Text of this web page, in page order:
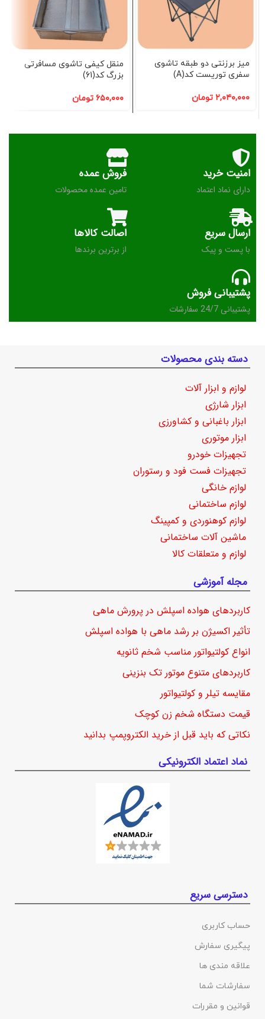
میز برزنتی دو طبقه تاشوی
سفری توریست کد(A)
۲,۰۴۰,۰۰۰ تومان
منقل کیفی تاشوی مسافرتی
بزرگ کد(61)
۶۵۰,۰۰۰ تومان
امنیت خرید
دارای نماد اعتماد
فروش عمده
تامین عمده محصولات
ارسال سریع
با پست و پیک
اصالت کالاها
از برترین برندها
پشتیبانی فروش
پشتیبانی 24/7 سفارشات
دسته بندی محصولات
لوازم و ابزار آلات
ابزار شارژی
ابزار باغبانی و کشاورزی
ابزار موتوری
تجهیزات خودرو
تجهیزات فست فود و رستوران
لوازم خانگی
لوازم ساختمانی
لوازم کوهنوردی و کمپینگ
ماشین آلات ساختمانی
لوازم و متعلقات کالا
مجله آموزشی
کاربردهای هواده اسپلش در پرورش ماهی
تأثیر اکسیژن بر رشد ماهی با هواده اسپلش
انواع کولتیواتور مناسب شخم ثانویه
کاربردهای متنوع موتور تک بنزینی
مقایسه تیلر و کولتیواتور
قیمت دستگاه شخم زن کوچک
نکاتی که باید قبل از خرید الکتروپمپ بدانید
نماد اعتماد الکترونیکی
دسترسی سریع
حساب کاربری
پیگیری سفارش
علاقه مندی ها
سفارشات شما
قوانین و مقررات